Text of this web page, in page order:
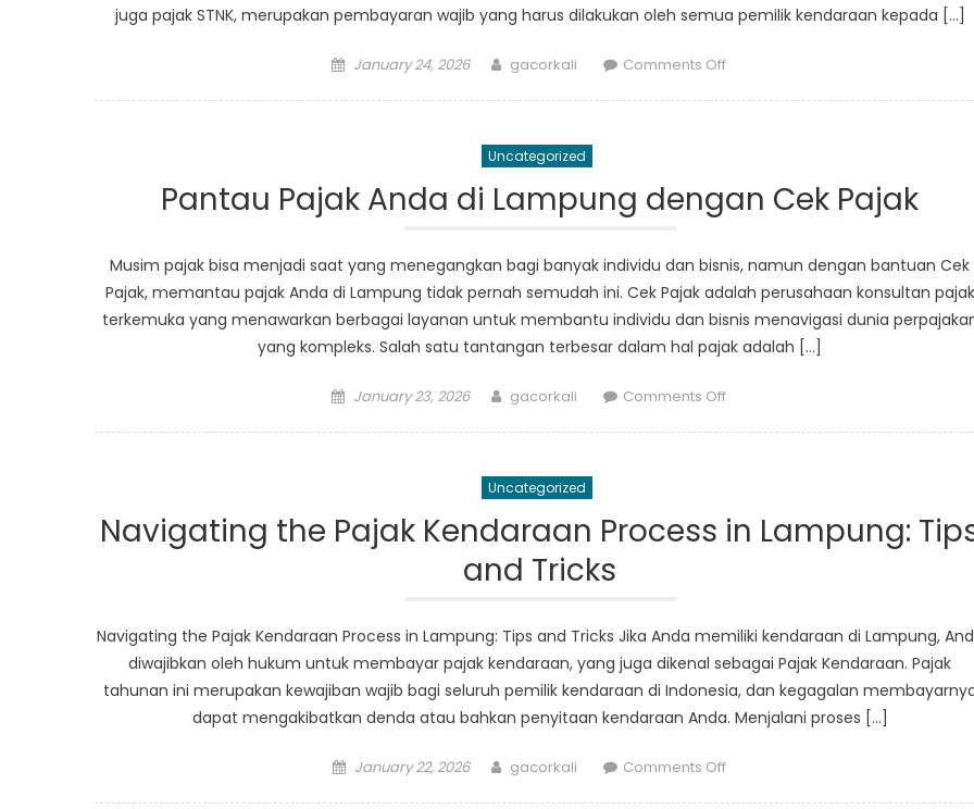
juga pajak STNK, merupakan pembayaran wajib yang harus dilakukan oleh semua pemilik kendaraan kepada […]
Posted
January 24, 2026 Author
gacorkali Comments Offon
Pembayaran
Pajak
di
Bandar
Lampung
Uncategorized
Pantau Pajak Anda di Lampung dengan Cek Pajak
Musim pajak bisa menjadi saat yang menegangkan bagi banyak individu dan bisnis, namun dengan bantuan Cek
Pajak, memantau pajak Anda di Lampung tidak pernah semudah ini. Cek Pajak adalah perusahaan konsultan pajak
terkemuka yang menawarkan berbagai layanan untuk membantu individu dan bisnis menavigasi dunia
yang kompleks. Salah satu tantangan terbesar dalam hal pajak adalah […]
Posted
January 23, 2026 Author
gacorkali Comments Offon
Lampung
dengan
Uncategorized
Navigating the Pajak Kendaraan Process in Lampung:
and Tricks
Navigating the Pajak Kendaraan Process in Lampung: Tips and Tricks Jika Anda memiliki kendaraan di Lampung,
diwajibkan oleh hukum untuk membayar pajak kendaraan, yang juga dikenal sebagai Pajak Kendaraan. Pajak
tahunan ini merupakan kewajiban wajib bagi seluruh pemilik kendaraan di Indonesia, dan kegagalan
dapat mengakibatkan denda atau bahkan penyitaan kendaraan Anda. Menjalani proses […]
Posted
January 22, 2026 Author
gacorkali Comments Offon